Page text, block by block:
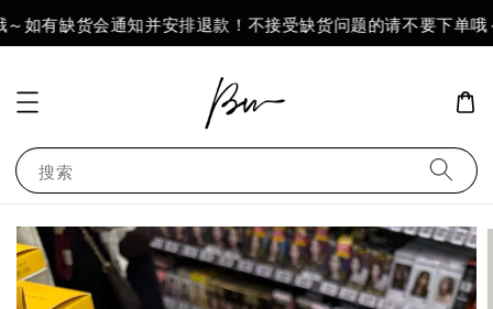
有缺货会通知并安排退款！不接受缺货问题的请不要下单哦～
搜索